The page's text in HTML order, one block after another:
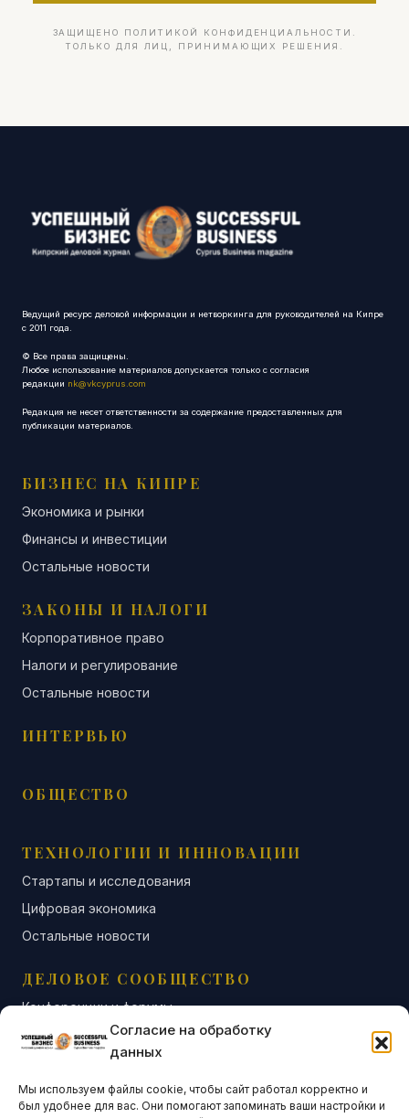
Согласие на обработку
данных
Мы используем файлы cookie, чтобы сайт работал корректно и
был удобнее для вас. Они помогают запоминать ваши настройки и
ЗАЩИЩЕНО ПОЛИТИКОЙ КОНФИДЕНЦИАЛЬНОСТИ.
ТОЛЬКО ДЛЯ ЛИЦ, ПРИНИМАЮЩИХ РЕШЕНИЯ.
Ведущий ресурс деловой информации и нетворкинга для руководителей на Кипре
с 2011 года.
© Все права защищены.
Любое использование материалов допускается только с согласия
редакции nk@vkcyprus.com
Редакция не несет ответственности за содержание предоставленных для
публикации материалов.
БИЗНЕС НА КИПРЕ
Экономика и рынки
Финансы и инвестиции
Остальные новости
ЗАКОНЫ И НАЛОГИ
Корпоративное право
Налоги и регулирование
Остальные новости
ИНТЕРВЬЮ
ОБЩЕСТВО
ТЕХНОЛОГИИ И ИННОВАЦИИ
Стартапы и исследования
Цифровая экономика
Остальные новости
ДЕЛОВОЕ СООБЩЕСТВО
Конференции и форумы
Бизнес-клубы и ассоциации
Остальные новости
АНАЛИТИКА И СТАТИСТИКА